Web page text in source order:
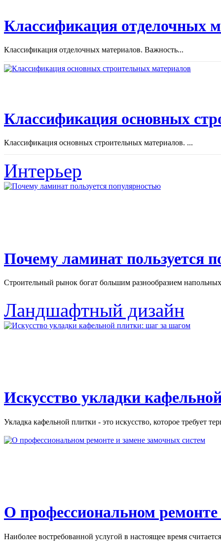
Классификация отделочных
Классификация отделочных материалов. Важность...
Классификация основных
Классификация основных строительных материалов. ...
Интерьер
Почему ламинат пользуется
Строительный рынок богат большим разнообразием
Ландшафтный дизайн
Искусство укладки
Укладка кафельной плитки - это искусство, которое требует
О профессиональном
Наиболее востребованной услугой в настоящее время